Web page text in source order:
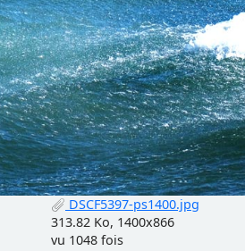
DSCF5397-ps1400.jpg
313.82 Ko, 1400x866
vu 1048 fois